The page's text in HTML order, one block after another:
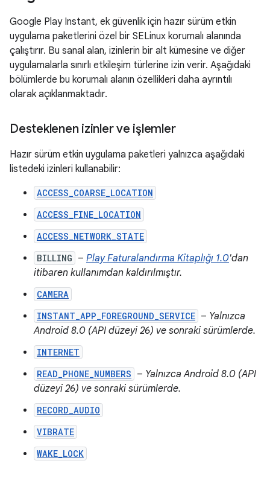
Google Play Instant, ek güvenlik için hazır sürüm etkin
uygulama paketlerini özel bir SELinux korumalı alanında
çalıştırır. Bu sanal alan, izinlerin bir alt kümesine ve diğer
uygulamalarla sınırlı etkileşim türlerine izin verir. Aşağıdaki
bölümlerde bu korumalı alanın özellikleri daha ayrıntılı
olarak açıklanmaktadır.
Desteklenen izinler ve işlemler
Hazır sürüm etkin uygulama paketleri yalnızca aşağıdaki
listedeki izinleri kullanabilir:
ACCESS_COARSE_LOCATION
ACCESS_FINE_LOCATION
ACCESS_NETWORK_STATE
BILLING – Play Faturalandırma Kitaplığı 1.0'dan
itibaren kullanımdan kaldırılmıştır.
CAMERA
INSTANT_APP_FOREGROUND_SERVICE – Yalnızca
Android 8.0 (API düzeyi 26) ve sonraki sürümlerde.
INTERNET
READ_PHONE_NUMBERS – Yalnızca Android 8.0 (API
düzeyi 26) ve sonraki sürümlerde.
RECORD_AUDIO
VIBRATE
WAKE_LOCK